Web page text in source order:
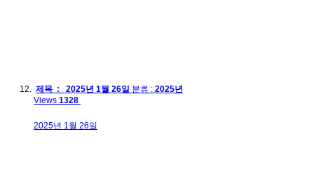
제목 : 2025년 1월 26일 분류 : 2025년
Views 1328
2025년 1월 26일